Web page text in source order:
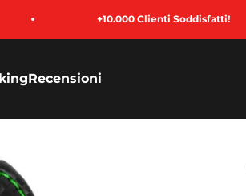
+10.000 Clienti Soddisfatti!
Recensioni